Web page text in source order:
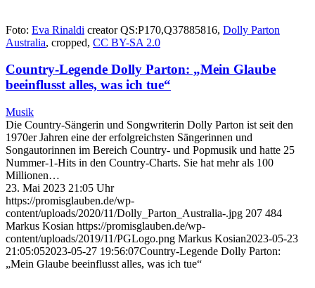
Foto: Eva Rinaldi creator QS:P170,Q37885816, Dolly Parton
Australia, cropped, CC BY-SA 2.0
Country-Legende Dolly Parton: „Mein Glaube
beeinflusst alles, was ich tue“
Musik
Die Country-Sängerin und Songwriterin Dolly Parton ist seit den
1970er Jahren eine der erfolgreichsten Sängerinnen und
Songautorinnen im Bereich Country- und Popmusik und hatte 25
Nummer-1-Hits in den Country-Charts. Sie hat mehr als 100
Millionen…
23. Mai 2023 21:05 Uhr
https://promisglauben.de/wp-
content/uploads/2020/11/Dolly_Parton_Australia-.jpg 207 484
Markus Kosian https://promisglauben.de/wp-
content/uploads/2019/11/PGLogo.png Markus Kosian2023-05-23
21:05:052023-05-27 19:56:07Country-Legende Dolly Parton:
„Mein Glaube beeinflusst alles, was ich tue“